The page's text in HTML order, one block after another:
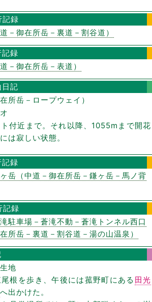
録
－御在所岳－裏道－割谷道）
録
－御在所岳－表道）
記
所岳－ロープウェイ）
付近まで。それ以降、1055mまで開花
は寂しい状態。
録
岳（中道－御在所岳－鎌ヶ岳－馬ノ背
録
駐車場－蒼滝不動－蒼滝トンネル西口
所岳－裏道－割谷道－湯の山温泉）
地
根を歩き、午後には菰野町にある 田光
へ出かけた。